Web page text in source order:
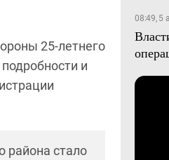
25-летнего
и
района стало
08:49, 5